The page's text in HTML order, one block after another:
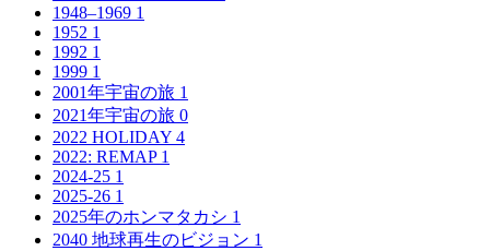
1948–1969 1
1952 1
1992 1
1999 1
2001年宇宙の旅 1
2021年宇宙の旅 0
2022 HOLIDAY 4
2022: REMAP 1
2024-25 1
2025-26 1
2025年のホンマタカシ 1
2040 地球再生のビジョン 1